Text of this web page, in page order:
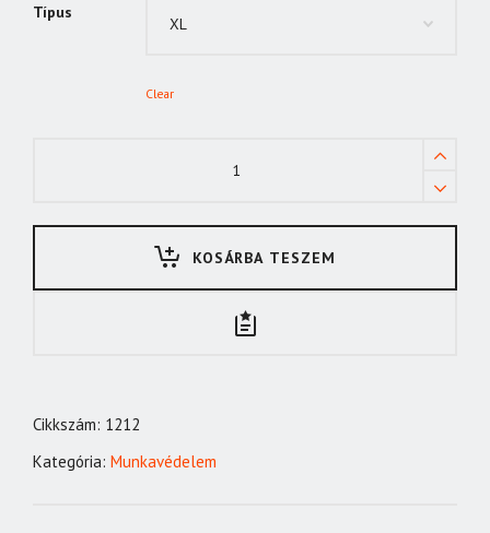
Típus
Clear
KOSÁRBA TESZEM
Cikkszám: 1212
Kategória: Munkavédelem